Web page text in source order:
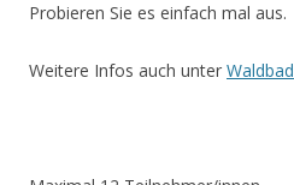
Probieren Sie es einfach mal
Weitere Infos auch unter